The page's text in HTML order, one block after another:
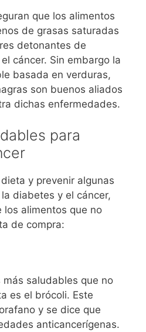
que los alimentos
de grasas saturadas
detonantes de
cáncer. Sin embargo la
basada en verduras,
son buenos aliados
dichas enfermedades.
para
y prevenir algunas
diabetes y el cáncer,
los alimentos que no
de compra:
saludables que no
es el brócoli. Este
y se dice que
anticancerígenas.